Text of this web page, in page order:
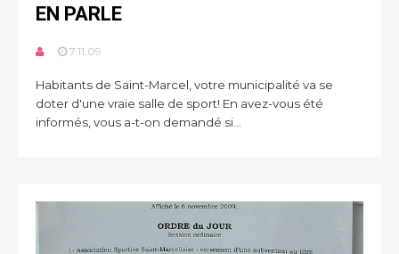
EN PARLE
7.11.09
Habitants de Saint-Marcel, votre municipalité va se
doter d'une vraie salle de sport! En avez-vous été
informés, vous a-t-on demandé si...